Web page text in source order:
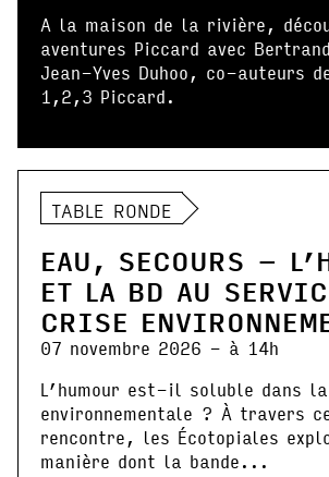
A la maison de la rivière,
aventures Piccard avec
Jean-Yves Duhoo, co-auteurs
1,2,3 Piccard.
TABLE RONDE
EAU, SECOURS –
ET LA BD AU
CRISE
07 novembre 2026 - à 14h
L’humour est-il soluble dans
environnementale ? À travers
rencontre, les Écotopiales
manière dont la bande...